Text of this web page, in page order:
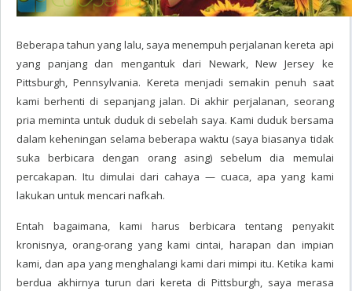
Beberapa tahun yang lalu, saya menempuh perjalanan kereta api
yang panjang dan mengantuk dari Newark, New Jersey ke
Pittsburgh, Pennsylvania. Kereta menjadi semakin penuh saat
kami berhenti di sepanjang jalan. Di akhir perjalanan, seorang
pria meminta untuk duduk di sebelah saya. Kami duduk bersama
dalam keheningan selama beberapa waktu (saya biasanya tidak
suka berbicara dengan orang asing) sebelum dia memulai
percakapan. Itu dimulai dari cahaya — cuaca, apa yang kami
lakukan untuk mencari nafkah.
Entah bagaimana, kami harus berbicara tentang penyakit
kronisnya, orang-orang yang kami cintai, harapan dan impian
kami, dan apa yang menghalangi kami dari mimpi itu. Ketika kami
berdua akhirnya turun dari kereta di Pittsburgh, saya merasa